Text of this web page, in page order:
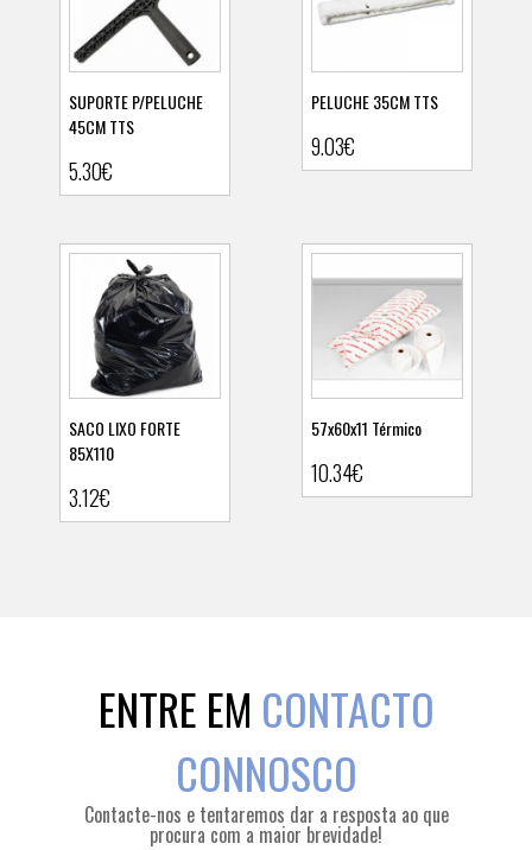
SUPORTE P/PELUCHE
45CM TTS
5.30€
PELUCHE 35CM TTS
9.03€
SACO LIXO FORTE
85X110
3.12€
57x60x11 Térmico
10.34€
ENTRE EM CONTACTO
CONNOSCO
Contacte-nos e tentaremos dar a resposta ao que
procura com a maior brevidade!